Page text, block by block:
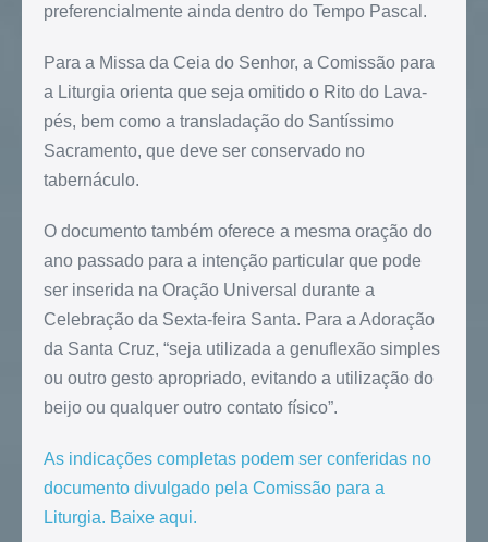
preferencialmente ainda dentro do Tempo Pascal.
Para a Missa da Ceia do Senhor, a Comissão para
a Liturgia orienta que seja omitido o Rito do Lava-
pés, bem como a transladação do Santíssimo
Sacramento, que deve ser conservado no
tabernáculo.
O documento também oferece a mesma oração do
ano passado para a intenção particular que pode
ser inserida na Oração Universal durante a
Celebração da Sexta-feira Santa. Para a Adoração
da Santa Cruz, “seja utilizada a genuflexão simples
ou outro gesto apropriado, evitando a utilização do
beijo ou qualquer outro contato físico”.
As indicações completas podem ser conferidas no
documento divulgado pela Comissão para a
Liturgia. Baixe aqui.